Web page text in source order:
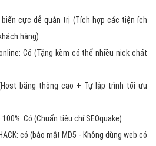
cực dễ quản trị (Tích hợp các tiện ích
hàng)
Có (Tặng kèm có thể nhiều nick chát
băng thông cao + Tự lập trình tối ưu
Có (Chuẩn tiêu chí SEOquake)
có (bảo mật MD5 - Không dùng web có